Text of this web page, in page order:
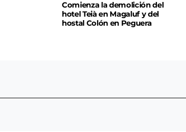
Comienza la demolición del
hotel Teià en Magaluf y del
hostal Colón en Peguera